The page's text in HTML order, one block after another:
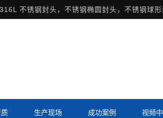
不锈钢封头，不锈钢椭圆封头，不锈钢球
生产现场 成功案例 视频